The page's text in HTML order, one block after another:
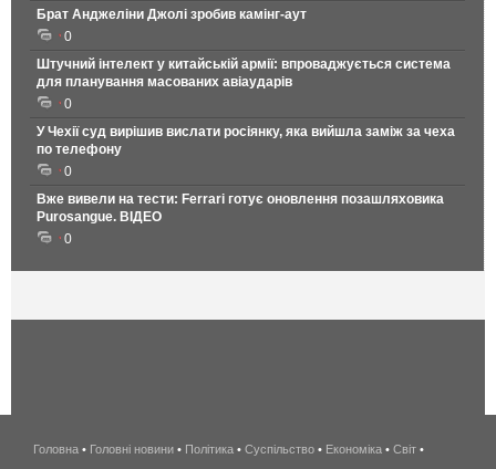
Брат Анджеліни Джолі зробив камінг-аут
0
Штучний інтелект у китайській армії: впроваджується система
для планування масованих авіаударів
0
У Чехії суд вирішив вислати росіянку, яка вийшла заміж за чеха
по телефону
0
Вже вивели на тести: Ferrari готує оновлення позашляховика
Purosangue. ВІДЕО
0
беспроводной
Головна • Головні новини • Політика • Суспільство • Економіка • Світ •